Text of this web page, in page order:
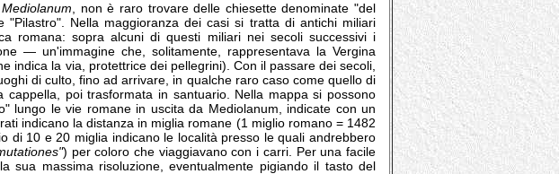
Mediolanum , non è raro trovare delle chiesette denominate "del
"Pilastro". Nella maggioranza dei casi si tratta di antichi miliari
romana: sopra alcuni di questi miliari nei secoli successivi i
― un'immagine che, solitamente, rappresentava la Vergina
indica la via, protettrice dei pellegrini). Con il passare dei secoli,
di culto, fino ad arrivare, in qualche raro caso come quello di
poi trasformata in santuario. Nella mappa si possono
lungo le vie romane in uscita da Mediolanum, indicate con un
indicano la distanza in miglia romane (1 miglio romano = 1482
di 10 e 20 miglia indicano le località presso le quali andrebbero
) per coloro che viaggiavano con i carri. Per una facile
sua massima risoluzione, eventualmente pigiando il tasto del